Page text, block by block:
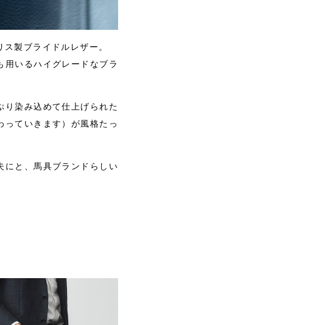
製ブライドルレザー。
いるハイグレードなブラ
り染み込めて仕上げられた
ていきます）が風格たっ
にと、馬具ブランドらしい